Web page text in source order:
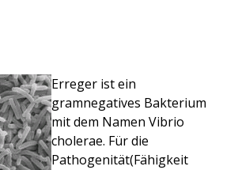
Erreger ist ein
gramnegatives Bakterium
mit dem Namen Vibrio
cholerae. Für die
Pathogenität(Fähigkeit